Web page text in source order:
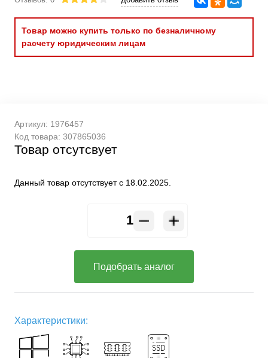
Товар можно купить только по безналичному
расчету юридическим лицам
Артикул: 1976457
Код товара: 307865036
Товар отсутсвует
Данный товар отсутствует с 18.02.2025.
Подобрать аналог
Характеристики: